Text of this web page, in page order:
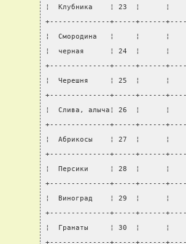
¦  Клубника    ¦ 23  ¦
+--------------+-----+------
¦  Смородина   ¦     ¦
¦  черная      ¦ 24  ¦
+--------------+-----+------
¦  Черешня     ¦ 25  ¦
+--------------+-----+------
¦  Слива, алыча¦ 26  ¦
+--------------+-----+------
¦  Абрикосы    ¦ 27  ¦
+--------------+-----+------
¦  Персики     ¦ 28  ¦
+--------------+-----+------
¦  Виноград    ¦ 29  ¦
+--------------+-----+------
¦  Гранаты     ¦ 30  ¦